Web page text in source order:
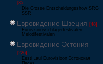
[35]
Die Grosse Entscheidungsshow SRG
SSR
Евровидение Швеция [48]
Eurovisionsschlagerfestivalen
Melodifestivalen
Евровидение Эстония
[226]
Eesti Laul Eurovisioon Эстонская
Песня